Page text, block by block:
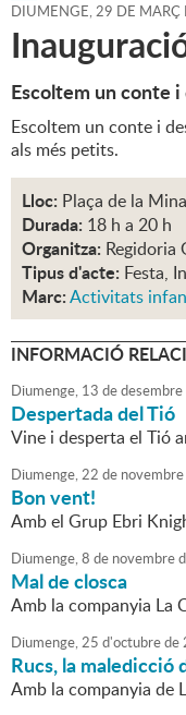
DIUMENGE,29 DE MARÇ
Escoltem un conte
Escoltem un conte i
als més petits.
Lloc: Plaça de la Mina
Durada: 18 h a 20 h
Organitza: Regidoria
Tipus d'acte: Festa,
Marc:Activitats
INFORMACIÓ
Diumenge, 13 dedesembre
Despertada del Tió
Vine i desperta el Tió
Diumenge,22 de novembre
Bon vent!
Amb el Grup Ebri
Diumenge,8 de novembre
Mal de closca
Amb la companyia La
Diumenge,25 d'octubrede
Rucs, la maledicció
Amb la companyia de